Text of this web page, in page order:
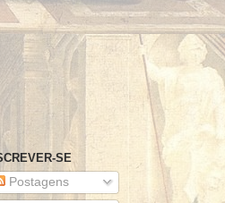
SE
Postagens